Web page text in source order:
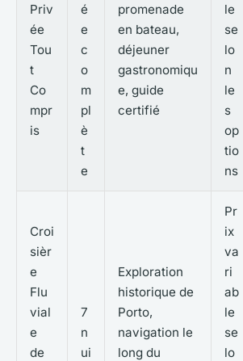
Priv
ée
Tou
t
Co
mpr
is
é
e
c
o
m
pl
è
t
e
promenade
en bateau,
déjeuner
gastronomiqu
e, guide
certifié
le
se
lo
n
le
s
op
tio
ns
Croi
sièr
e
Flu
vial
e
de
7
n
ui
Exploration
historique de
Porto,
navigation le
long du
Pr
ix
va
ri
ab
le
se
lo